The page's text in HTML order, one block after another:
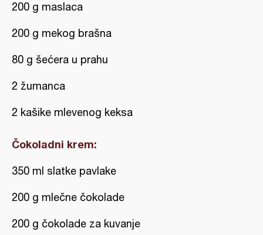
200 g maslaca
200 g mekog brašna
80 g šećera u prahu
2 žumanca
2 kašike mlevenog keksa
Čokoladni krem:
350 ml slatke pavlake
200 g mlečne čokolade
200 g čokolade za kuvanje